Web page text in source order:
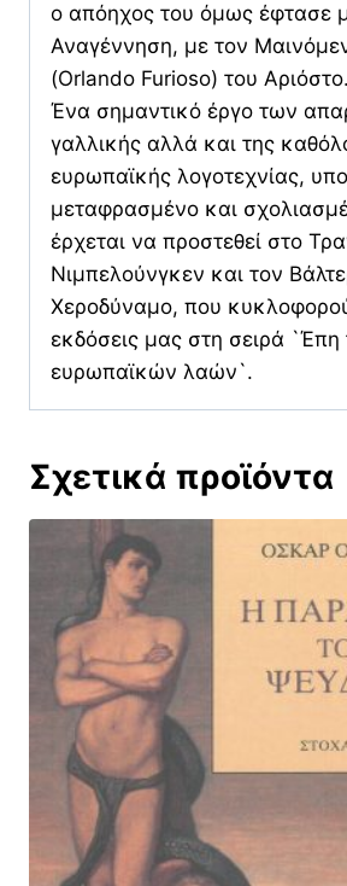
ο απόηχος του όμως έφτασε
Αναγέννηση, με τον
(Orlando Furioso) του Αριόστο.
Ένα σημαντικό έργο των
γαλλικής αλλά και της
ευρωπαϊκής λογοτεχνίας,
μεταφρασμένο και
έρχεται να προστεθεί στο
Νιμπελούνγκεν και τον
Χεροδύναμο, που
εκδόσεις μας στη σειρά `Έπη
ευρωπαϊκών λαών`.
Σχετικά προϊόντα